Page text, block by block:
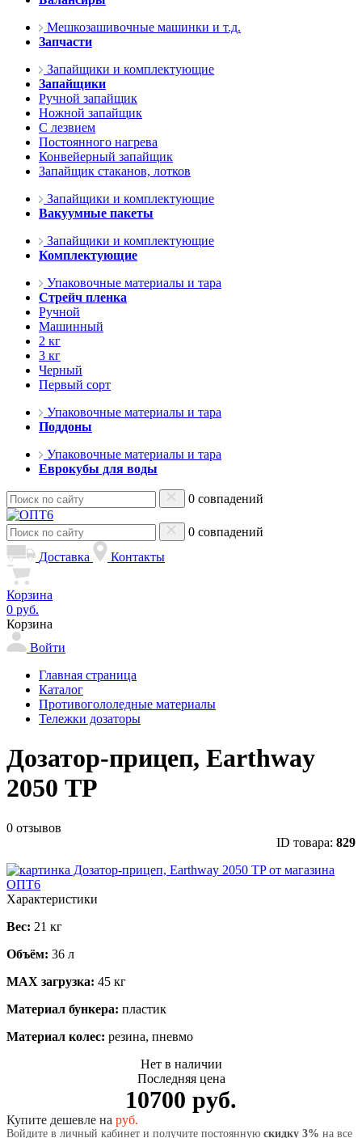
Мешкозашивочные машинки и т.д.
Запчасти
Запайщики и комплектующие
Запайщики
Ручной запайщик
Ножной запайщик
С лезвием
Постоянного нагрева
Конвейерный запайщик
Запайщик стаканов, лотков
Запайщики и комплектующие
Вакуумные пакеты
Запайщики и комплектующие
Комплектующие
Упаковочные материалы и тара
Стрейч пленка
Ручной
Машинный
2 кг
3 кг
Черный
Первый сорт
Упаковочные материалы и тара
Поддоны
Упаковочные материалы и тара
Еврокубы для воды
0 совпадений
0 совпадений
Доставка
Контакты
Корзина
0 руб.
Корзина
Войти
Главная страница
Каталог
Противогололедные материалы
Тележки дозаторы
Дозатор-прицеп, Earthway
2050 ТP
0 отзывов
ID товара: 829
Характеристики
Вес: 21 кг
Объём: 36 л
МАХ загрузка: 45 кг
Материал бункера: пластик
Материал колес: резина, пневмо
Нет в наличии
Последняя цена
10700 руб.
Купите дешевле на руб.
Войдите в личный кабинет и получите постоянную скидку 3% на все